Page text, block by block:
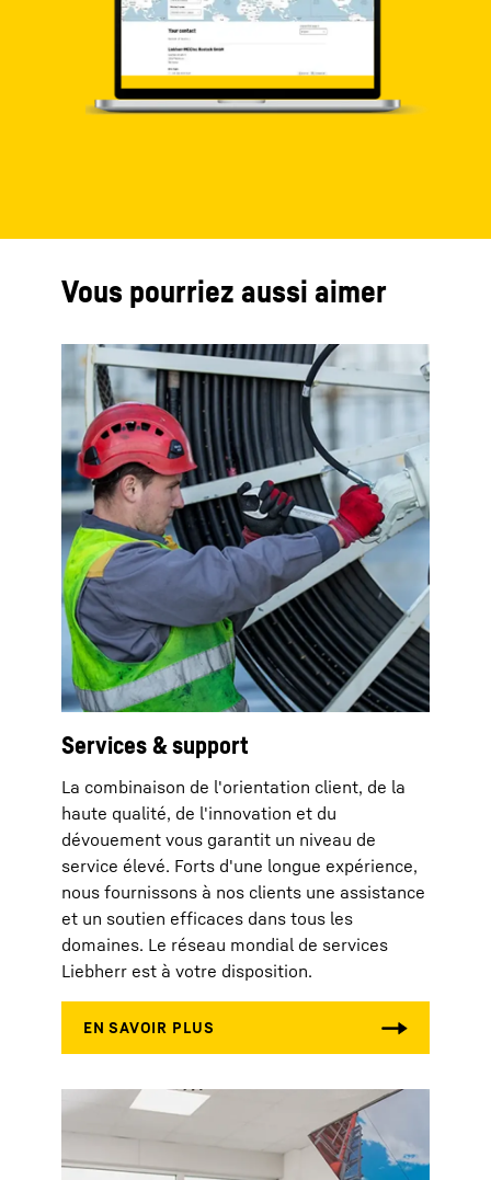
Vous pourriez aussi aimer
Services & support
La combinaison de l'orientation client, de la
haute qualité, de l'innovation et du
dévouement vous garantit un niveau de
service élevé. Forts d'une longue expérience,
nous fournissons à nos clients une assistance
et un soutien efficaces dans tous les
domaines. Le réseau mondial de services
Liebherr est à votre disposition.